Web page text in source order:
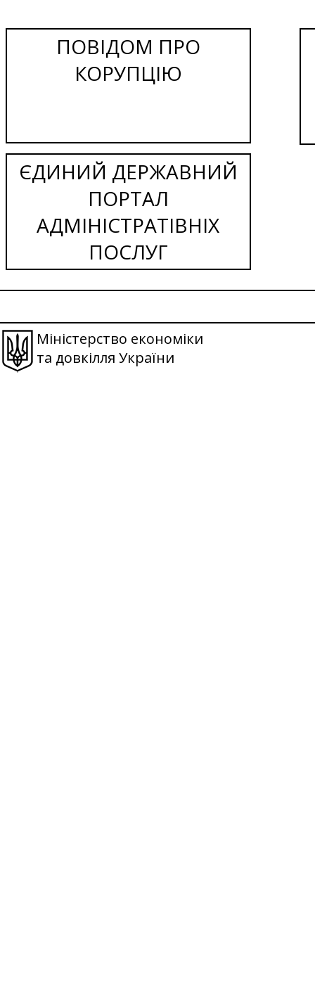
ПОВІДОМ ПРО
КОРУПЦІЮ
ЄДИНИЙ ДЕРЖАВНИЙ
ПОРТАЛ
АДМІНІСТРАТІВНІХ
ПОСЛУГ
Міністерство економіки
та довкілля України